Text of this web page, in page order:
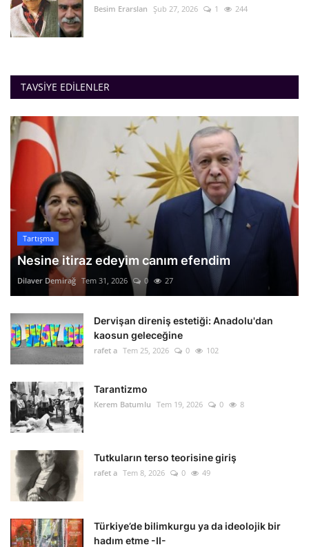
Besim Erarslan Şub 27, 2026 1 244
TAVSIYE EDILENLER
Tartışma
Nesine itiraz edeyim canım efendim
Dilaver Demirağ Tem 31, 2026 0 27
Dervişan direniş estetiği: Anadolu'dan
kaosun geleceğine
rafet a Tem 25, 2026 0 102
Tarantizmo
Kerem Batumlu Tem 19, 2026 0 8
Tutkuların terso teorisine giriş
rafet a Tem 8, 2026 0 49
Türkiye’de bilimkurgu ya da ideolojik bir
hadım etme -II-